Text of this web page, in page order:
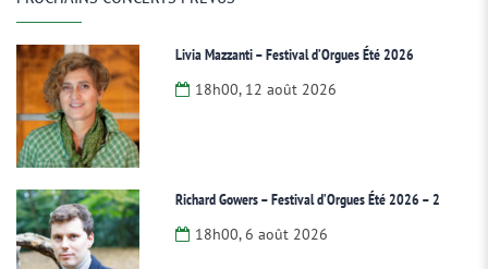
Livia Mazzanti – Festival d’Orgues Été 2026
18h00, 12 août 2026
Richard Gowers – Festival d’Orgues Été 2026 – 2
18h00, 6 août 2026